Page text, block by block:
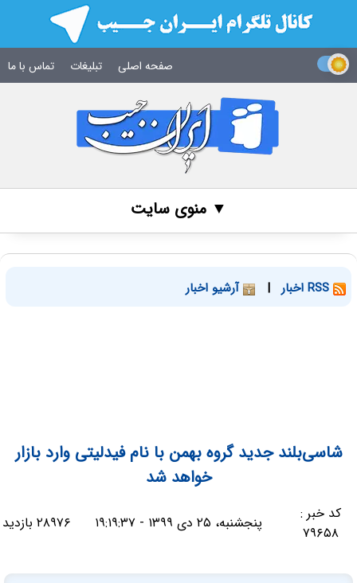
صفحه اصلی تبلیغات تماس با ما
▼ منوی سایت
| آرشیو اخبار
شاسی‌بلند جدید گروه بهمن با نام فیدلیتی وارد بازار
خواهد شد
کد خبر :
۷۹۶۵۸
پنجشنبه، ۲۵ دی ۱۳۹۹ - ۱۹:۱۹:۳۷ ۲۸۹۷۶ بازدید